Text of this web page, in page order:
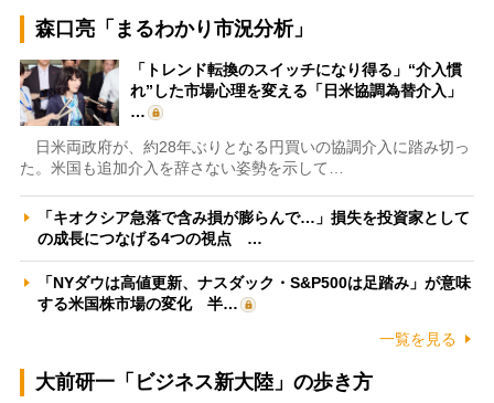
森口亮「まるわかり市況分析」
「トレンド転換のスイッチになり得る」“介入慣
れ”した市場心理を変える「日米協調為替介入」
…
日米両政府が、約28年ぶりとなる円買いの協調介入に踏み切っ
た。米国も追加介入を辞さない姿勢を示して…
「キオクシア急落で含み損が膨らんで…」損失を投資家として
の成長につなげる4つの視点 …
「NYダウは高値更新、ナスダック・S&P500は足踏み」が意味
する米国株市場の変化 半…
一覧を見る
大前研一「ビジネス新大陸」の歩き方